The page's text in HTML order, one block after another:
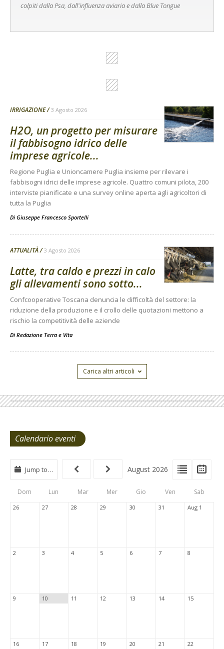
colpiti dalla Psa, dall'influenza aviaria e dalla Blue Tongue
IRRIGAZIONE 3 Agosto 2026
H2O, un progetto per misurare
il fabbisogno idrico delle
imprese agricole...
Regione Puglia e Unioncamere Puglia insieme per rilevare i
fabbisogni idrici delle imprese agricole. Quattro comuni pilota, 200
interviste pianificate e una survey online aperta agli agricoltori di
tutta la Puglia
Di Giuseppe Francesco Sportelli
ATTUALITÀ 3 Agosto 2026
Latte, tra caldo e prezzi in calo
gli allevamenti sono sotto...
Confcooperative Toscana denuncia le difficoltà del settore: la
riduzione della produzione e il crollo delle quotazioni mettono a
rischio la competitività delle aziende
Di Redazione Terra e Vita
Carica altri articoli
Calendario eventi
View
Type
Tabs
View
List
Jump to… August 2026
Dom Lun Mar Mer Gio Ven Sab
26 27 28 29 30 31 Aug 1
2 3 4 5 6 7 8
9 10 11 12 13 14 15
16 17 18 19 20 21 22